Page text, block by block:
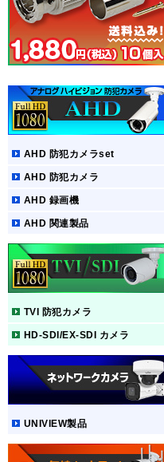
AHD 防犯カメラset
AHD 防犯カメラ
AHD 録画機
AHD 関連製品
TVI 防犯カメラ
HD-SDI/EX-SDI カメラ
UNIVIEW製品